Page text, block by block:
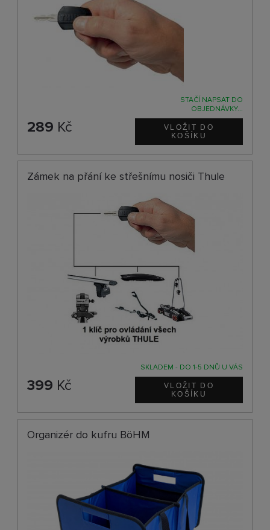
STAČÍ NAPSAT DO
OBJEDNÁVKY...
289 Kč
Zámek na přání ke střešnímu nosiči Thule
SKLADEM - DO 1-5 DNŮ U VÁS
399 Kč
Organizér do kufru BöHM